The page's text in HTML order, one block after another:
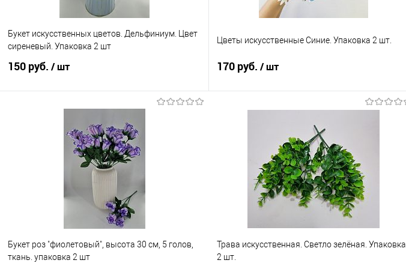
Букет искусственных цветов. Дельфиниум. Цвет
сиреневый. Упаковка 2 шт
150 руб. / шт
Купить в 1 клик
Сравнение
Цветы искусственные Синие. Упаковка 2 шт.
170 руб. / шт
Купить в 1 клик
Сравнение
В избранное
В наличии
Букет роз "фиолетовый", высота 30 см, 5 голов,
ткань. упаковка 2 шт
Трава искусственная. Светло зелёная. Упаковка
2 шт.